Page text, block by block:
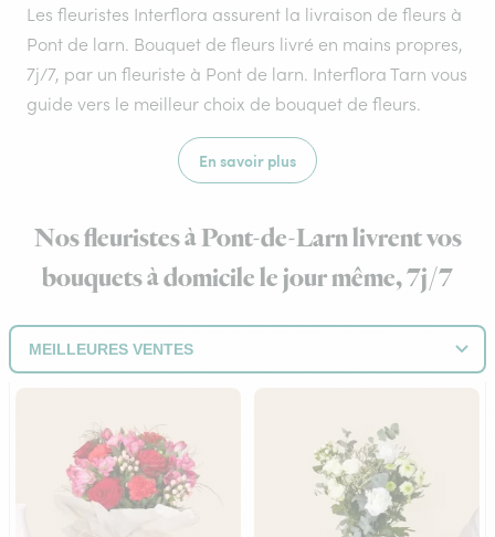
Les fleuristes Interflora assurent la livraison de fleurs à
Pont de larn. Bouquet de fleurs livré en mains propres,
7j/7, par un fleuriste à Pont de larn. Interflora Tarn vous
guide vers le meilleur choix de bouquet de fleurs.
En savoir plus
Nos fleuristes à Pont-de-Larn livrent vos
bouquets à domicile le jour même, 7j/7